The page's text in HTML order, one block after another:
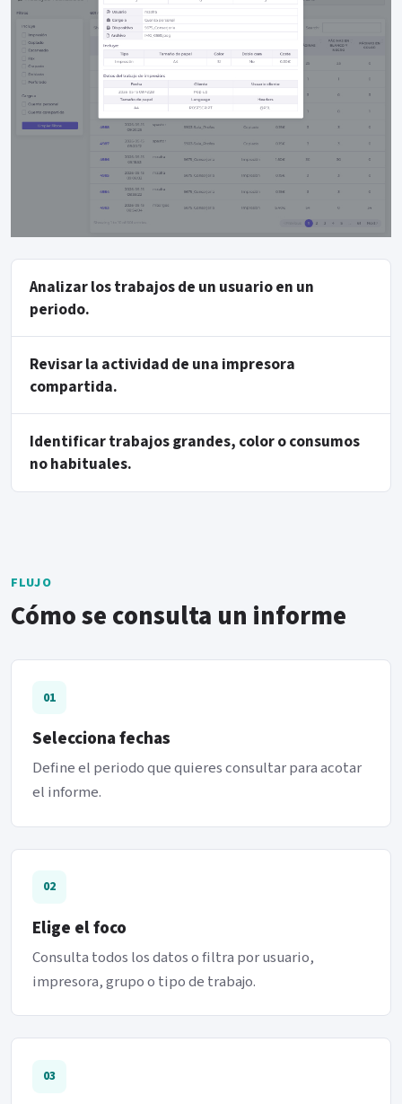
Analizar los trabajos de un usuario en un
periodo.
Revisar la actividad de una impresora
compartida.
Identificar trabajos grandes, color o consumos
no habituales.
FLUJO
Cómo se consulta un informe
01
Selecciona fechas
Define el periodo que quieres consultar para acotar
el informe.
02
Elige el foco
Consulta todos los datos o filtra por usuario,
impresora, grupo o tipo de trabajo.
03